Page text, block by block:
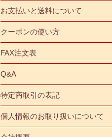
お支払いと送料について
クーポンの使い方
FAX注文表
Q&A
特定商取引の表記
個人情報のお取り扱いについて